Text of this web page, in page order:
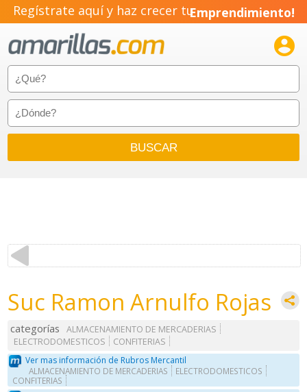
Regístrate aquí y haz crecer tuEmprendimiento!

Suc Ramon Arnulfo Rojas
categorías
ALMACENAMIENTO DE MERCADERIAS
ELECTRODOMESTICOS
CONFITERIAS
Ver mas información de Rubros Mercantil
ALMACENAMIENTO DE MERCADERIAS
ELECTRODOMESTICOS
CONFITERIAS